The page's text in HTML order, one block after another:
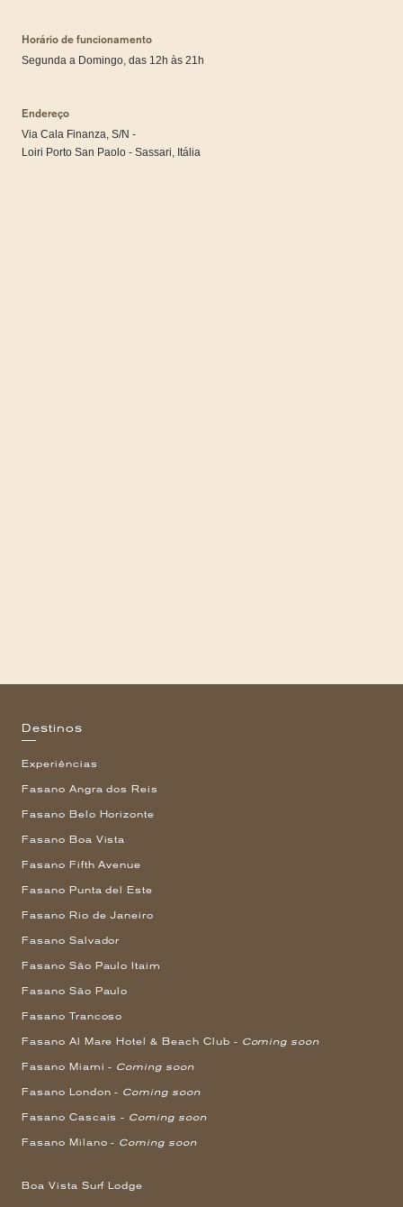
Horário de funcionamento
Segunda a Domingo, das 12h às 21h
Endereço
Via Cala Finanza, S/N -
Loiri Porto San Paolo - Sassari, Itália
Destinos
Experiências
Fasano Angra dos Reis
Fasano Belo Horizonte
Fasano Boa Vista
Fasano Fifth Avenue
Fasano Punta del Este
Fasano Rio de Janeiro
Fasano Salvador
Fasano São Paulo Itaim
Fasano São Paulo
Fasano Trancoso
Fasano Al Mare Hotel & Beach Club - Coming soon
Fasano Miami - Coming soon
Fasano London - Coming soon
Fasano Cascais - Coming soon
Fasano Milano - Coming soon
Boa Vista Surf Lodge